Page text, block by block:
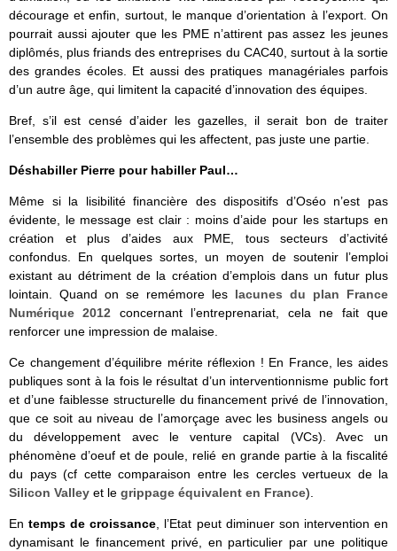
décourage et enfin, surtout, le manque d’orientation à l’export. On
pourrait aussi ajouter que les PME n’attirent pas assez les jeunes
diplômés, plus friands des entreprises du CAC40, surtout à la sortie
des grandes écoles. Et aussi des pratiques managériales parfois
d’un autre âge, qui limitent la capacité d’innovation des équipes.
Bref, s’il est censé d’aider les gazelles, il serait bon de traiter
l’ensemble des problèmes qui les affectent, pas juste une partie.
Déshabiller Pierre pour habiller Paul…
Même si la lisibilité financière des dispositifs d’Oséo n’est pas
évidente, le message est clair : moins d’aide pour les startups en
création et plus d’aides aux PME, tous secteurs d’activité
confondus. En quelques sortes, un moyen de soutenir l’emploi
existant au détriment de la création d’emplois dans un futur plus
lointain. Quand on se remémore les lacunes du plan France
Numérique 2012 concernant l’entreprenariat, cela ne fait que
renforcer une impression de malaise.
Ce changement d’équilibre mérite réflexion ! En France, les aides
publiques sont à la fois le résultat d’un interventionnisme public fort
et d’une faiblesse structurelle du financement privé de l’innovation,
que ce soit au niveau de l’amorçage avec les business angels ou
du développement avec le venture capital (VCs). Avec un
phénomène d’oeuf et de poule, relié en grande partie à la fiscalité
du pays (cf cette comparaison entre les cercles vertueux de la
Silicon Valley et le grippage équivalent en France).
Entemps de croissance, l’Etat peut diminuer son intervention en
dynamisant le financement privé, en particulier par une politique